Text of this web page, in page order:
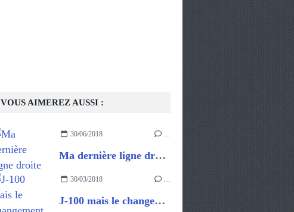
VOUS AIMEREZ AUSSI :
30/06/2018 …
Ma dernière ligne droite
30/03/2018 …
J-100 mais le changement c'est maintenant !!!